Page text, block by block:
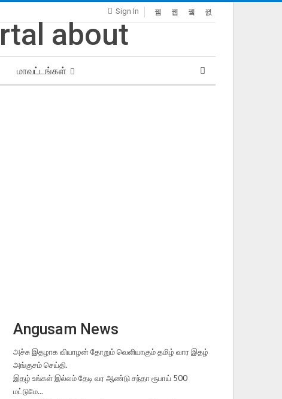
Sign In
மாவட்டங்கள்
Angusam News
அச்சு இதழாக வியாழன் தோறும் வெளியாகும் தமிழ் வார இதழ்
அங்குசம் செய்தி.
இதழ் உங்கள் இல்லம் தேடி வர ஆண்டு சந்தா ரூபாய் 500
மட்டுமே...